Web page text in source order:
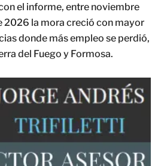
el informe, entre noviembre
2026 la mora creció con mayor
donde más empleo se perdió,
del Fuego y Formosa.